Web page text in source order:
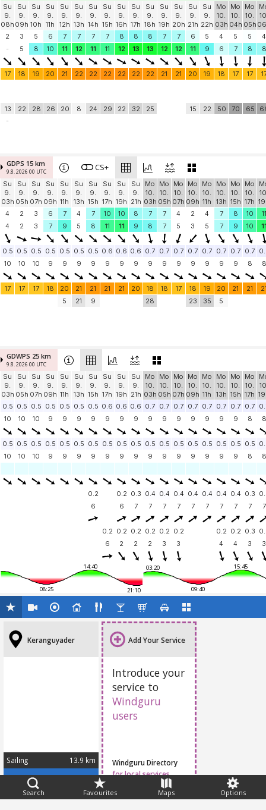
Su
9.
08h
Su
9.
09h
Su
9.
10h
Su
9.
11h
Su
9.
12h
Su
9.
13h
Su
9.
14h
Su
9.
15h
Su
9.
16h
Su
9.
17h
Su
9.
18h
Su
9.
19h
Su
9.
20h
Su
9.
21h
Su
9.
22h
Mo
10.
03h
Mo
10.
04h
Mo
10.
05h
2
3 5 6 7 7 7 7 8 8 8 7 7 6 5 4 5 5
4
-
5 8 10 11 12 11 11 12 13 13 12 12 11 9 6 7 8 8
17 18 19 20 21 22 22 22 22 22 22 21 21 20 19 18 17 17
13 22 28 26 20 8 24 29 22 32 25 15 22 50 70 65
-
GDPS 15 km
9.8. 2026 00 UTC CS+
Su
9.
03h
Su
9.
05h
Su
9.
07h
Su
9.
09h
Su
9.
11h
Su
9.
13h
Su
9.
15h
Su
9.
17h
Su
9.
19h
Su
9.
21h
Mo
10.
03h
Mo
10.
05h
Mo
10.
07h
Mo
10.
09h
Mo
10.
11h
Mo
10.
13h
Mo
10.
15h
Mo
10.
17h
4
2 3 6 7 4 7 10 10 8 7 7 4 2 4 7 8 10
11
4
2 3 7 9 5 8 11 11 9 8 7 5 3 5 7 9 10
0.5 0.5 0.5 0.5 0.5 0.5 0.5 0.6 0.6 0.6 0.7 0.7 0.7 0.7 0.7 0.7 0.7 0.7
10
10 10 9 9 9 9 9 9 9 9 9 9 9 9 9 9 8 8
17 17 17 18 20 21 21 21 21 20 18 18 17 18 19 20 21 21
5
21 9 28 23 35 5
GDWPS 25 km
9.8. 2026 00 UTC
Su
9.
03h
Su
9.
05h
Su
9.
07h
Su
9.
09h
Su
9.
11h
Su
9.
13h
Su
9.
15h
Su
9.
17h
Su
9.
19h
Su
9.
21h
Mo
10.
03h
Mo
10.
05h
Mo
10.
07h
Mo
10.
09h
Mo
10.
11h
Mo
10.
13h
Mo
10.
15h
Mo
10.
17h
0.5 0.5 0.5 0.5 0.5 0.5 0.5 0.6 0.6 0.6 0.7 0.7 0.7 0.7 0.7 0.7 0.7 0.7
10
10 10 9 9 9 9 9 9 9 9 9 9 9 9 9 9 8 8
0.5 0.5 0.5 0.5 0.5 0.5 0.5 0.5 0.5 0.5 0.5 0.5 0.5 0.5 0.5 0.5 0.5 0.5
10
10 10 9 9 9 9 9 9 9 9 9 9 9 9 9 9 8 8
0.2 0.2 0.3 0.4 0.4 0.4 0.4 0.4 0.4 0.4 0.3
6
6 7 7 7 7 7 7 7 7 7 7
0.2 0.2 0.2 0.2 0.2 0.2 0.2 0.2 0.3
6
2 2 2 3 3 4 4 3 3
14:40
08:25 21:10
03:20 15:45
09:40
Search Favourites Maps Options
Keranguyader
Sailing 13.9 km
Add Your Service
Introduce your
service to
Windguru
users
Windguru Directory
for local services
Feedback